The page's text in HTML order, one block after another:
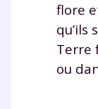
flore
qu’ils
Terre
ou